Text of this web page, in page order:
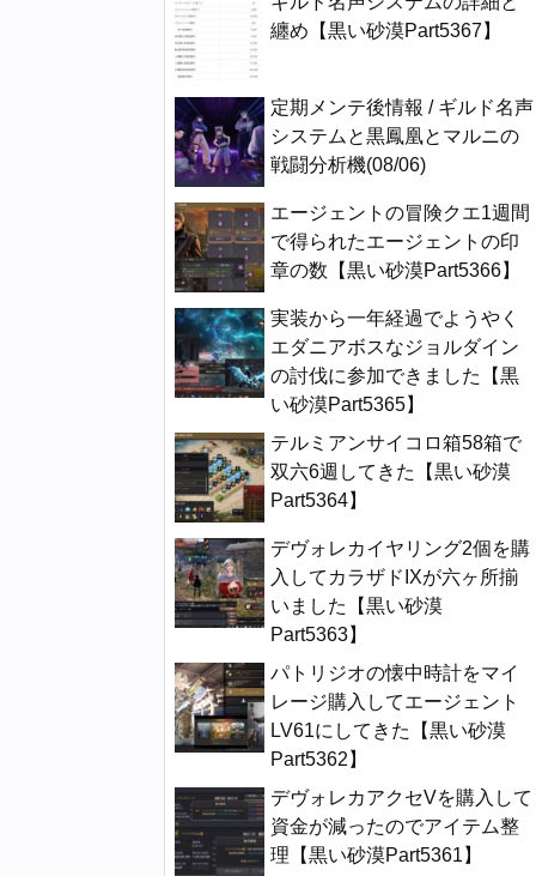
纏め【黒い砂漠Part5367】
定期メンテ後情報 / ギルド名声
システムと黒鳳凰とマルニの
戦闘分析機(08/06)
エージェントの冒険クエ1週間
で得られたエージェントの印
章の数【黒い砂漠Part5366】
実装から一年経過でようやく
エダニアボスなジョルダイン
の討伐に参加できました【黒
い砂漠Part5365】
テルミアンサイコロ箱58箱で
双六6週してきた【黒い砂漠
Part5364】
デヴォレカイヤリング2個を購
入してカラザドIXが六ヶ所揃
いました【黒い砂漠
Part5363】
パトリジオの懐中時計をマイ
レージ購入してエージェント
LV61にしてきた【黒い砂漠
Part5362】
デヴォレカアクセVを購入して
資金が減ったのでアイテム整
理【黒い砂漠Part5361】